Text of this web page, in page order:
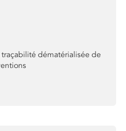
dématérialisée de